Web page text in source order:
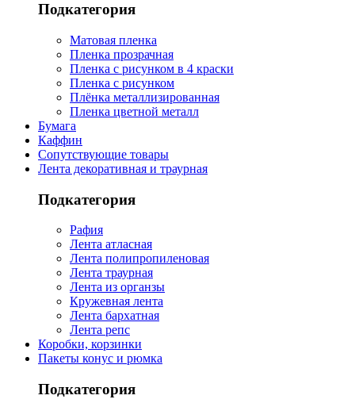
Подкатегория
Матовая пленка
Пленка прозрачная
Пленка с рисунком в 4 краски
Пленка с рисунком
Плёнка металлизированная
Пленка цветной металл
Бумага
Каффин
Сопутствующие товары
Лента декоративная и траурная
Подкатегория
Рафия
Лента атласная
Лента полипропиленовая
Лента траурная
Лента из органзы
Кружевная лента
Лента бархатная
Лента репс
Коробки, корзинки
Пакеты конус и рюмка
Подкатегория